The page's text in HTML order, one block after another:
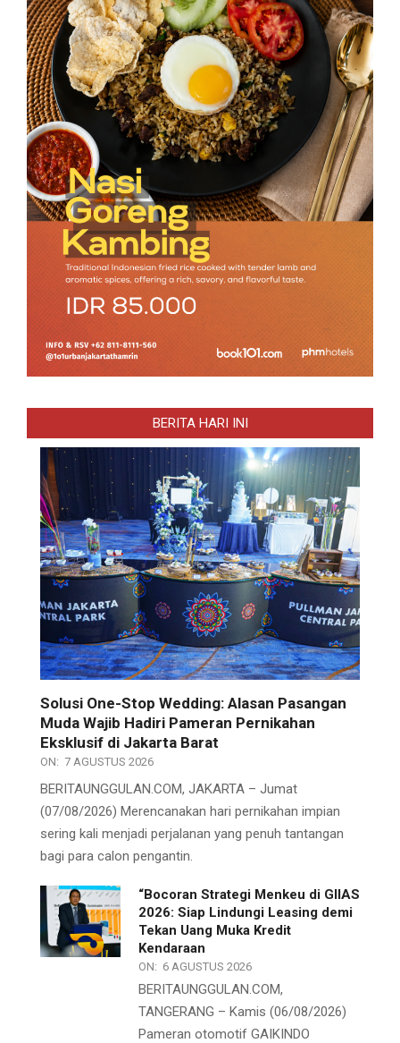
BERITA HARI INI
Solusi One-Stop Wedding: Alasan Pasangan
Muda Wajib Hadiri Pameran Pernikahan
Eksklusif di Jakarta Barat
ON: 7 AGUSTUS 2026
BERITAUNGGULAN.COM, JAKARTA – Jumat
(07/08/2026) Merencanakan hari pernikahan impian
sering kali menjadi perjalanan yang penuh tantangan
bagi para calon pengantin.
“Bocoran Strategi Menkeu di GIIAS
2026: Siap Lindungi Leasing demi
Tekan Uang Muka Kredit
Kendaraan
ON: 6 AGUSTUS 2026
BERITAUNGGULAN.COM,
TANGERANG – Kamis (06/08/2026)
Pameran otomotif GAIKINDO